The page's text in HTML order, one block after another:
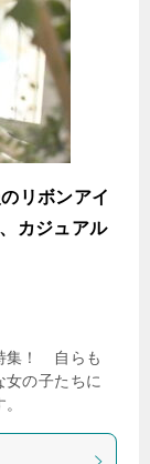
リボンアイ
カジュアル
集！ 自らも
女の子たちに